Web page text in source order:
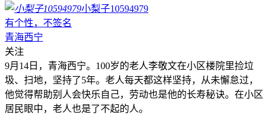
小梨子10594979
有个性，不签名
青海西宁
关注
9月14日，青海西宁。100岁的老人李敬文在小区楼院里捡垃
圾、扫地，坚持了5年。老人每天都这样坚持，从未懈怠过，
他觉得帮助别人会快乐自己，劳动也是他的长寿秘诀。在小区
居民眼中，老人也是了不起的人。